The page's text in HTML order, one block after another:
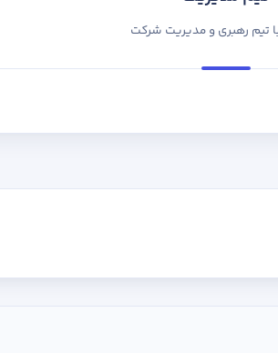
تیم رهبری و مدیریت شرکت